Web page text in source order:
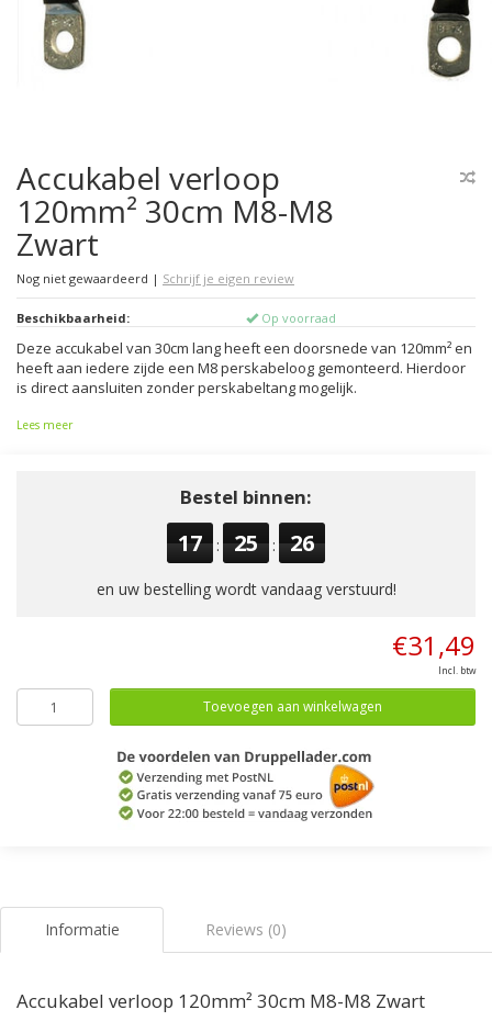
Accukabel verloop
120mm² 30cm M8-M8
Zwart
Nog niet gewaardeerd | Schrijf je eigen review
Beschikbaarheid: Op voorraad
Deze accukabel van 30cm lang heeft een doorsnede van 120mm² en
heeft aan iedere zijde een M8 perskabeloog gemonteerd. Hierdoor
is direct aansluiten zonder perskabeltang mogelijk.
Lees meer
Bestel binnen:
17 : 25 : 26
en uw bestelling wordt vandaag verstuurd!
€31,49
Incl. btw
Toevoegen aan winkelwagen
Informatie Reviews (0)
Accukabel verloop 120mm² 30cm M8-M8 Zwart